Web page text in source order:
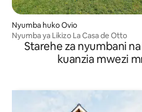
Nyumba huko Ovio
Nyumba ya Likizo La Casa de Otto
Starehe za nyumbani
kuanzia mwezi